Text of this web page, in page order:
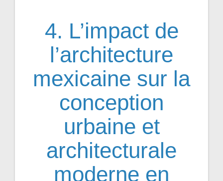
4. L’impact de
l’architecture
mexicaine sur la
conception
urbaine et
architecturale
moderne en